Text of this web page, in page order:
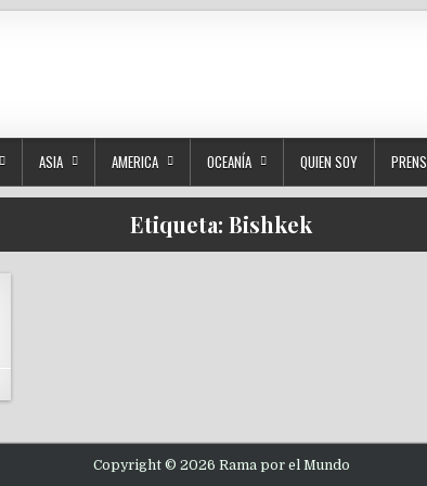
ASIA AMERICA OCEANÍA QUIEN SOY
Etiqueta: Bishkek
Copyright © 2026 Rama por el Mundo